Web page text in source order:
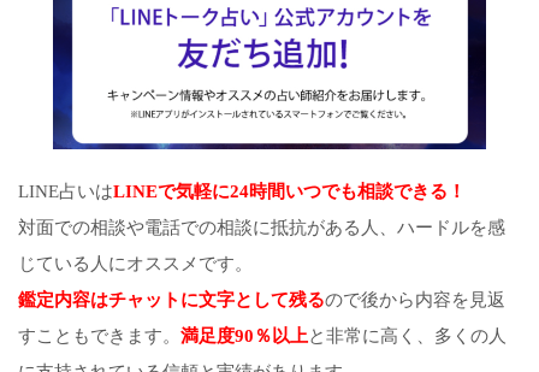
LINE占いはLINEで気軽に24時間いつでも相談できる！
対面での相談や電話での相談に抵抗がある人、ハードルを感
じている人にオススメです。
鑑定内容はチャットに文字として残るので後から内容を見返
すこともできます。 満足度90％以上と非常に高く、多くの人